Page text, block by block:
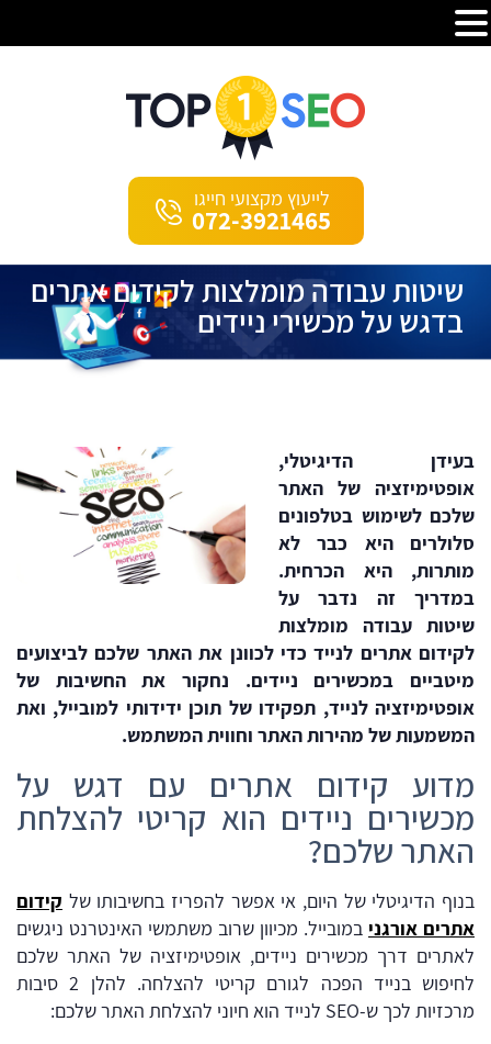
לייעוץ מקצועי חייגו
072-3921465
שיטות עבודה מומלצות לקידום אתרים
בדגש על מכשירי ניידים
בעידן הדיגיטלי,
אופטימיזציה של האתר
שלכםלשימוש בטלפונים
סלולריםהיא כבר לא
מותרות, היא הכרחית.
במדריך זה נדבר על
שיטות עבודה מומלצות
לקידוםאתרים לנייד כדילכוונן אתהאתר שלכם לביצועים
מיטביים במכשירים ניידים. נחקור אתהחשיבות של
אופטימיזציהלנייד, תפקידושל תוכן ידידותי למובייל, ואת
המשמעותשל מהירותהאתר וחוויתהמשתמש.
מדוע קידום אתרים עם דגש על
מכשירים ניידים הוא קריטי להצלחת
האתר שלכם?
בנוף הדיגיטלי של היום, אי אפשר להפריז בחשיבותו של קידום
אתרים אורגני במובייל. מכיוון שרוב משתמשי האינטרנט ניגשים
לאתרים דרך מכשירים ניידים, אופטימיזציה של האתר שלכם
לחיפוש בנייד הפכה לגורם קריטי להצלחה. להלן 2 סיבות
מרכזיות לכך ש-SEO לנייד הוא חיוני להצלחת האתר שלכם: